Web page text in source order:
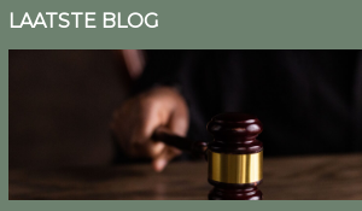
LAATSTE BLOG